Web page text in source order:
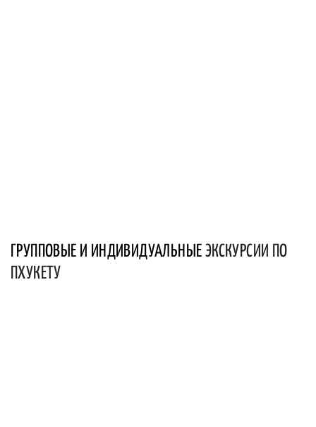
ГРУППОВЫЕ И ИНДИВИДУАЛЬНЫЕ ЭКСКУРСИИ ПО
ПХУКЕТУ